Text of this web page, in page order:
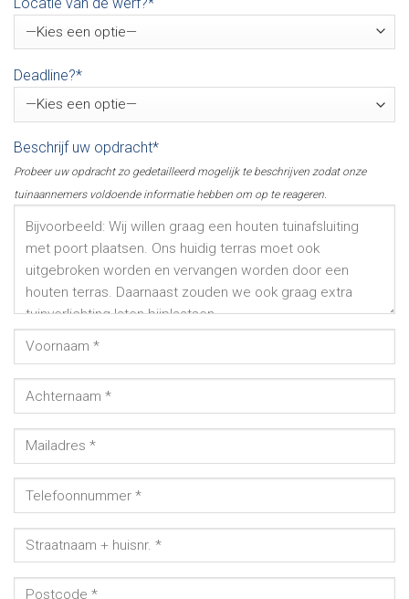
Deadline?*
Beschrijf uw opdracht*
Probeer uw opdracht zo gedetailleerd mogelijk te beschrijven zodat onze
tuinaannemers voldoende informatie hebben om op te reageren.